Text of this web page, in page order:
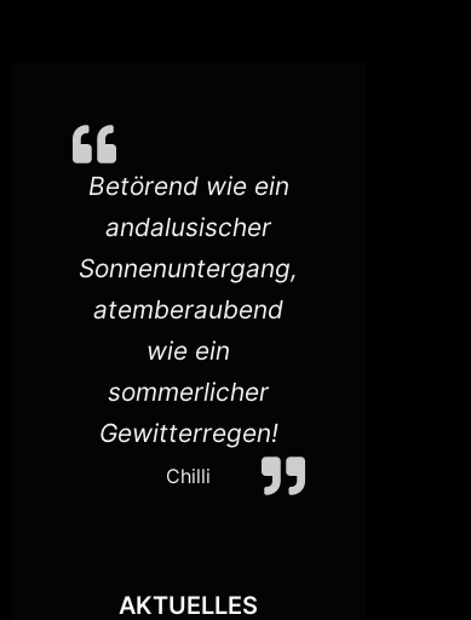
Betörend wie ein
andalusischer
Sonnenuntergang,
atemberaubend
wie ein
sommerlicher
Gewitterregen!
Chilli
AKTUELLES